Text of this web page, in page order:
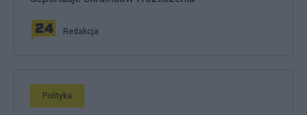
Redakcja
Polityka